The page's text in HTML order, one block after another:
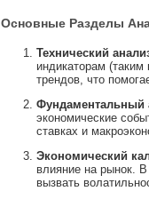
Основные Разделы
Технический
индикаторам
трендов, что
Фундаментальный
экономические
ставках и
Экономический
влияние на рынок.
вызвать